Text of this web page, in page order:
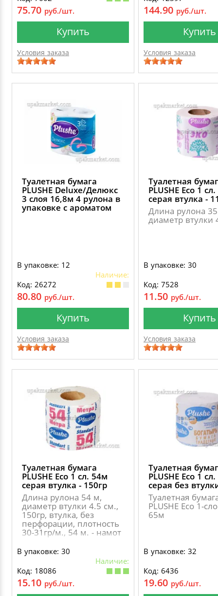
75.70 руб./шт.
Купить
Условия заказа
144.90 руб./шт.
Купить
Условия заказа
Туалетная бумага
PLUSHE Deluxе/Делюкс
3 слоя 16,8м 4 рулона в
упаковке с ароматом
В упаковке: 12
Наличие:
Код: 26272
80.80 руб./шт.
Купить
Условия заказа
Туалетная
PLUSHE Eco 1
серая втулка -
Длина рулона
диаметр втулки
В упаковке: 30
Код: 7528
11.50 руб./шт.
Купить
Условия заказа
Туалетная бумага
PLUSHE Eco 1 сл. 54м
серая втулка - 150гр
Длина рулона 54 м,
диаметр втулки 4.5 см.,
150гр, втулка, без
перфорации, плотность
30-31гр/м., 54 м. - намот
В упаковке: 30
Наличие:
Код: 18086
15.10 руб./шт.
Туалетная
PLUSHE Eco 1
серая без
Туалетная
PLUSHE Eco 1-
65м
В упаковке: 32
Код: 6436
19.60 руб./шт.